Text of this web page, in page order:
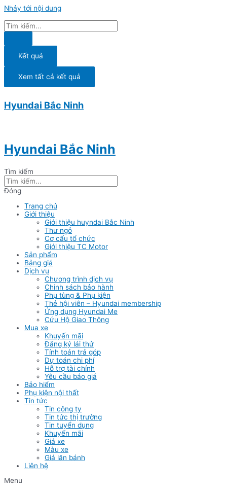
Nhảy tới nội dung
Kết quả
Xem tất cả kết quả
Hyundai Bắc Ninh
Hyundai Bắc Ninh
Tìm kiếm
Đóng
Trang chủ
Giới thiệu
Giới thiệu huyndai Bắc Ninh
Thư ngỏ
Cơ cấu tổ chức
Giới thiệu TC Motor
Sản phẩm
Bảng giá
Dịch vụ
Chương trình dịch vụ
Chinh sách bảo hành
Phụ tùng & Phụ kiện
Thẻ hội viên – Hyundai membership
Ứng dụng Hyundai Me
Cứu Hộ Giao Thông
Mua xe
Khuyến mãi
Đăng ký lái thử
Tính toán trả góp
Dự toán chi phí
Hỗ trợ tài chính
Yêu cầu báo giá
Bảo hiểm
Phụ kiện nội thất
Tin tức
Tin công ty
Tin tức thị trường
Tin tuyển dụng
Khuyến mãi
Giá xe
Màu xe
Giá lăn bánh
Liên hệ
Menu